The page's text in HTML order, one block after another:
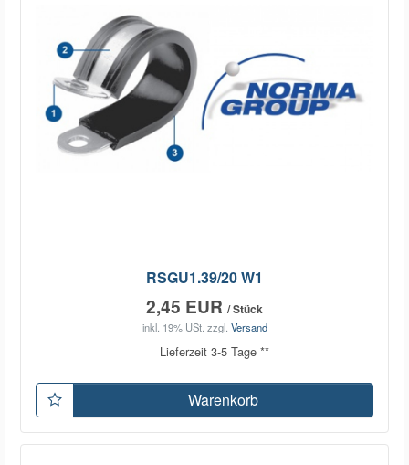
RSGU1.39/20 W1
2,45 EUR / Stück
inkl. 19% USt. zzgl. Versand
Lieferzeit 3-5 Tage **
Warenkorb